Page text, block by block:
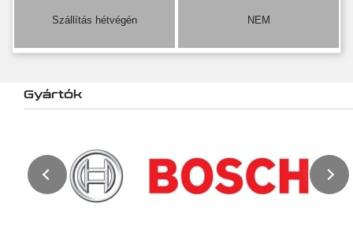
Szállítás hétvégén NEM
Gyártók